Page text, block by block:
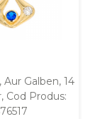
Aur Galben, 14
Cod Produs: